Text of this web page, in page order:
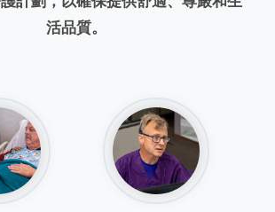
活品質。